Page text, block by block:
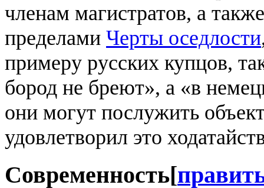
членам магистратов, а
пределами Черты оседлости
примеру русских купцов,
бород не бреют», а «в
они могут послужить
удовлетворил это
Современность[